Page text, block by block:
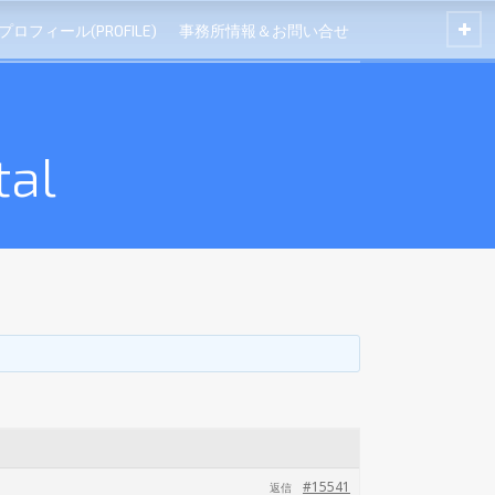
プロフィール(PROFILE) 事務所情報＆お問い合せ
#15541
返信